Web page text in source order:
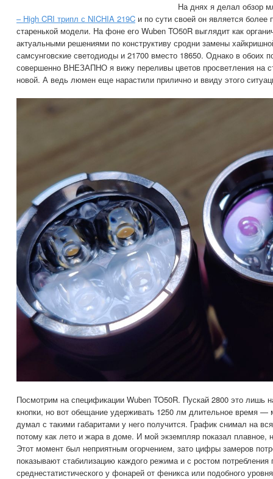
На днях я делал обзор
– High CRI трипл с NICHIA 219C и по сути своей он является
старенькой модели. На фоне его Wuben TO50R выглядит как
актуальными решениями по конструктиву сродни замены
самсунговские светодиоды и 21700 вместо 18650. Однако в обоих
совершенно ВНЕЗАПНО я вижу переливы цветов просветления на
новой. А ведь люмен еще нарастили прилично и ввиду этого
Посмотрим на спецификации Wuben TO50R. Пускай 2800 это лишь
кнопки, но вот обещание удерживать 1250 лм длительное время —
думал с такими габаритами у него получится. График снимал на
потому как лето и жара в доме. И мой экземпляр показал плавное,
Этот момент был неприятным огорчением, зато цифры замеров
показывают стабилизацию каждого режима и с ростом потребления
среднестатистического у фонарей от феникса или подобного